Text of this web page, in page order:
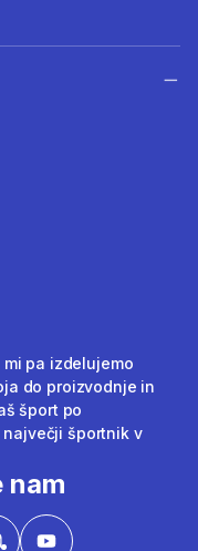
pa izdelujemo
do proizvodnje in
šport po
največji športnik v
nam